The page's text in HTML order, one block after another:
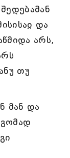
და
არს,
თუ
მან და